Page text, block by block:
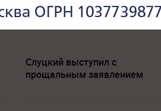
Слуцкий выступил с
прощальным заявлением